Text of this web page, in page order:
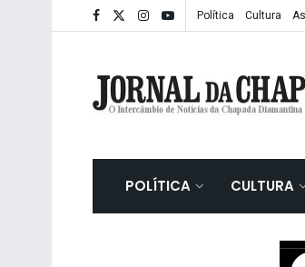
Política Cultura
POLÍTICA CULTURA